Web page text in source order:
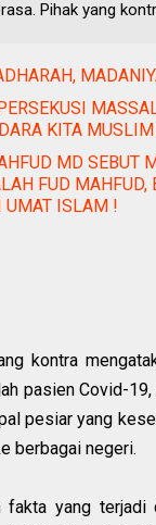
Pihak yang
KITA MUSLIM
MD SEBUT
FUD MAHFUD,
UMAT ISLAM !
kontra
pasien Covid-
pesiar yang
berbagai negeri.
yang terjadi